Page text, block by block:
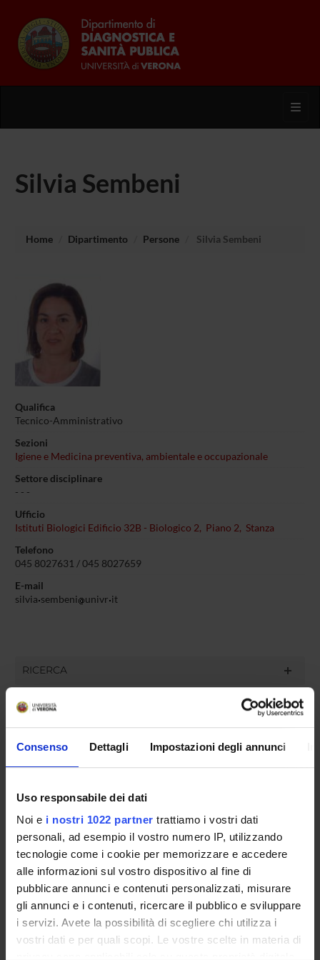
Consenso Dettagli Impostazioni degli annunci
Uso responsabile dei dati
Noi e i nostri 1022 partner trattiamo i vostri dati
personali, ad esempio il vostro numero IP, utilizzando
tecnologie come i cookie per memorizzare e accedere
alle informazioni sul vostro dispositivo al fine di
pubblicare annunci e contenuti personalizzati, misurare
gli annunci e i contenuti, ricercare il pubblico e sviluppare
i servizi. Avete la possibilità di scegliere chi utilizza i
vostri dati e per quali scopi. Le vostre scelte in materia di
Silvia Sembeni
Home Dipartimento Persone Silvia Sembeni
Qualifica
Tecnico-Amministrativo
Sezioni
Igiene e Medicina preventiva, ambientale e occupazionale
Settore disciplinare
- - -
Ufficio
Istituti Biologici Edificio 32B - Biologico 2, Piano 2, Stanza
Telefono
045 8027631 / 045 8027659
E-mail
silvia sembeni univr it
RICERCA
PUBBLICAZIONI
GOVERNANCE
COMMISSIONI
UFFICI E STRUTTURE DI SERVIZIO
SERVIZI DI SEGRETERIA STUDENTI